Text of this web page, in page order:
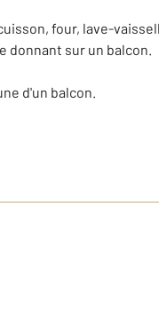
four, lave-
donnant sur un balcon.
d'un balcon.